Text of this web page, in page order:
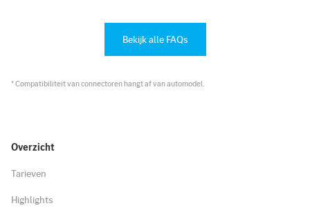
Bekijk alle FAQs
* Compatibiliteit van connectoren hangt af van automodel.
Overzicht
Tarieven
Highlights